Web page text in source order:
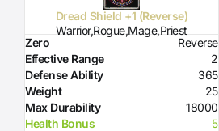
Dread Shield +1 (Reverse)
Warrior,Rogue,Mage,Priest
Zero
Reverse
Effective Range
2
Defense Ability
365
Weight
25
Max Durability
18000
Health Bonus
5